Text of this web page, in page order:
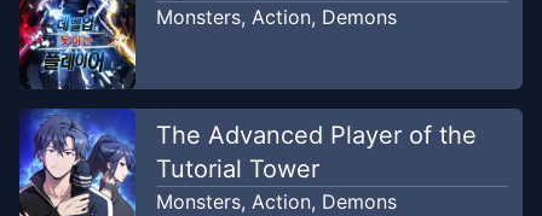
Monsters, Action, Demons
The Advanced Player of the
Tutorial Tower
Monsters, Action, Demons